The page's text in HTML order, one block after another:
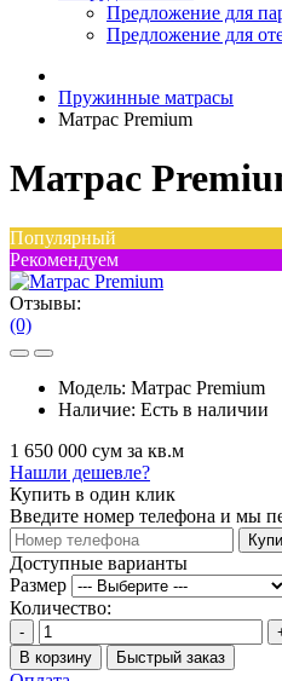
Предложение для
Предложение для
Пружинные матрасы
Матрас Premium
Матрас
Популярный
Рекомендуем
Отзывы:
(0)
Модель: Матрас Premium
Наличие: Есть в наличии
1 650 000 сум за кв.м
Нашли дешевле?
Купить в один клик
Введите номер телефона и мы
Доступные варианты
Размер
Количество:
-
В корзину
Быстрый заказ